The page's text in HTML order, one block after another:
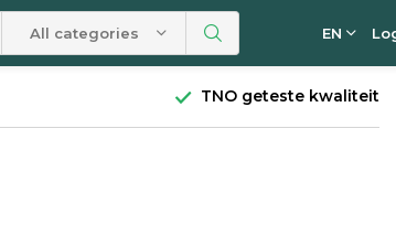
All categories EN
TNO geteste kwaliteit